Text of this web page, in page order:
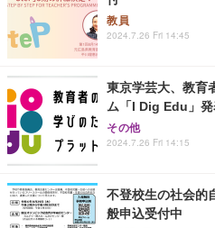
教員
2024.7.26 Fri 14:45
東京学芸大、教育
ム「I Dig Edu」
その他
2024.7.26 Fri 14:15
不登校生の社会的
般申込受付中